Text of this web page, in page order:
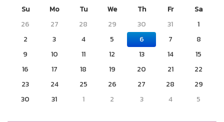
Su
Mo Tu We Th Fr
Sa
26
27 28 29 30 31
1
2
3 4 5 6 7
8
9
10 11 12 13 14
15
16
17 18 19 20 21
22
23
24 25 26 27 28
29
30
31 1 2 3 4 5